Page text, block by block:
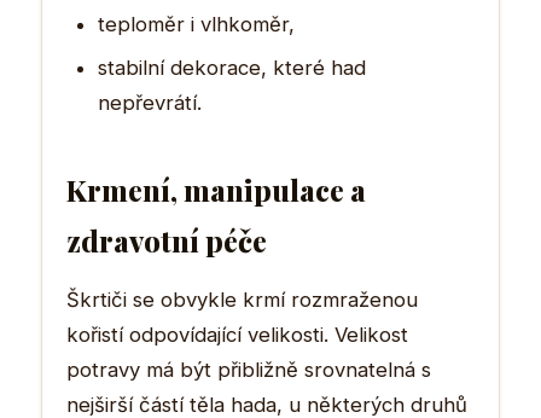
teploměr i vlhkoměr,
stabilní dekorace, které had
nepřevrátí.
Krmení, manipulace a
zdravotní péče
Škrtiči se obvykle krmí rozmraženou
kořistí odpovídající velikosti. Velikost
potravy má být přibližně srovnatelná s
nejširší částí těla hada, u některých druhů